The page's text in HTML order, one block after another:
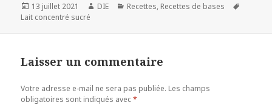
Publié
le
13 juillet 2021 Auteur
DIE Catégories
Recettes, Recettes de bases
Lait concentré sucré
Laisser un commentaire
Votre adresse e-mail ne sera pas publiée. Les champs
obligatoires sont indiqués avec*